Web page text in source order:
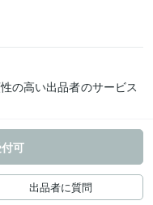
の高い出品者のサービス
可
出品者に質問